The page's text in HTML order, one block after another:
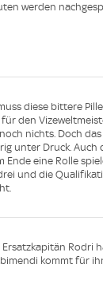
werden
diese bittere
den
nichts. Doch
unter Druck. Auch
Ende eine Rolle
und die
Ersatzkapitän Rodri
kommt für